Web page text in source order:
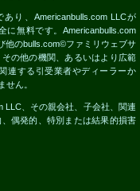
り、Americanbulls.com LLCが
に無料です。Americanbulls.com
他のbulls.com©ファミリウェブサ
の他の機関、あるいはより広範
連する引受業者やディーラーか
せん。
LLC、その親会社、子会社、関連
偶発的、特別または結果的損害